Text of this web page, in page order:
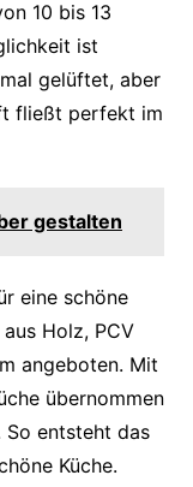
10 bis 13
ist
gelüftet, aber
fließt perfekt im
gestalten
eine schöne
Holz, PCV
angeboten. Mit
übernommen
entsteht das
Küche.